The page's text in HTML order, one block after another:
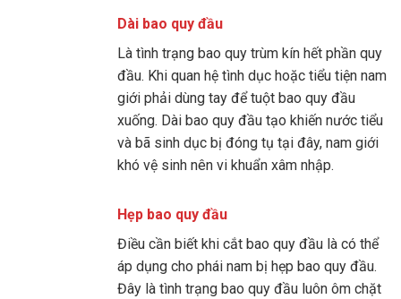
Dài bao quy đầu
Là tình trạng bao quy trùm kín hết phần quy
đầu. Khi quan hệ tình dục hoặc tiểu tiện nam
giới phải dùng tay để tuột bao quy đầu
xuống. Dài bao quy đầu tạo khiến nước tiểu
và bã sinh dục bị đóng tụ tại đây, nam giới
khó vệ sinh nên vi khuẩn xâm nhập.
Hẹp bao quy đầu
Điều cần biết khi cắt bao quy đầu là có thể
áp dụng cho phái nam bị hẹp bao quy đầu.
Đây là tình trạng bao quy đầu luôn ôm chặt